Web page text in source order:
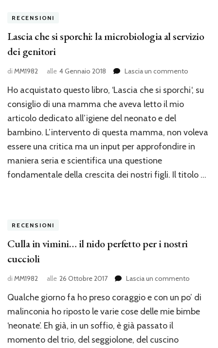
RECENSIONI
Lascia che si sporchi: la microbiologia al servizio
dei genitori
di MM1982 alle 4 Gennaio 2018 Lascia un commento
che
al
servizio
genitori
Ho acquistato questo libro, ‘Lascia che si sporchi‘, su
consiglio di una mamma che aveva letto il mio
articolo dedicato all’igiene del neonato e del
bambino. L’intervento di questa mamma, non voleva
essere una critica ma un input per approfondire in
maniera seria e scientifica una questione
fondamentale della crescita dei nostri figli. Il titolo …
RECENSIONI
Culla in vimini… il nido perfetto per i nostri
cuccioli
di MM1982 alle 26 Ottobre 2017 Lascia un commento
in
vimini…
Qualche giorno fa ho preso coraggio e con un po’ di
malinconia ho riposto le varie cose delle mie bimbe
‘neonate’. Eh già, in un soffio, è già passato il
momento del trio, del seggiolone, del cuscino